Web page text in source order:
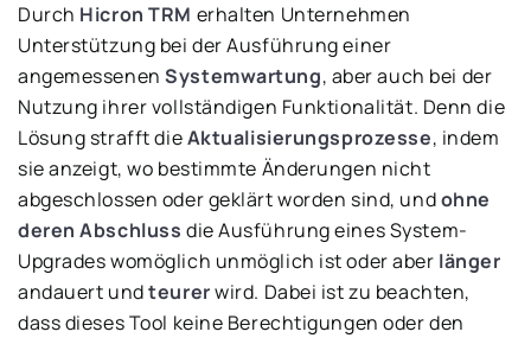
Durch Hicron TRM erhalten Unternehmen
Unterstützung bei der Ausführung einer
angemessenenSystemwartung, aber auch bei der
Nutzung ihrer vollständigen Funktionalität. Denn die
Lösung strafft dieAktualisierungsprozesse, indem
sie anzeigt, wo bestimmte Änderungen nicht
abgeschlossen oder geklärt worden sind, undohne
deren Abschluss die Ausführung eines System-
Upgrades womöglich unmöglich ist oder aber länger
andauert undteurerwird. Dabei ist zu beachten,
dass dieses Tool keine Berechtigungen oder den